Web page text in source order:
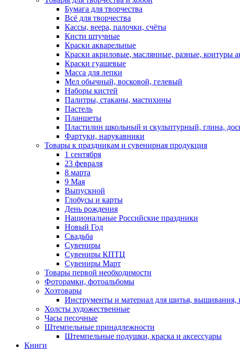
Бумага для творчества
Всё для творчества
Кассы, веера, палочки, счёты
Кисти штучные
Краски акварельные
Краски акриловые, маслянные, разные, контуры
Краски гуашевые
Масса для лепки
Мел обычный, восковой, гелевый
Наборы кистей
Палитры, стаканы, мастихины
Пастель
Планшеты
Пластилин школьный и скульптурный, глина,
Фартуки, нарукавники
Товары к праздникам и сувенирная продукция
1 сентября
23 февраля
8 марта
9 Мая
Выпускной
Глобусы и карты
День рождения
Национальные Российские праздники
Новый Год
Свадьба
Сувениры
Сувениры КПТЦ
Сувениры Март
Товары первой необходимости
Фоторамки, фотоальбомы
Хозтовары
Инструменты и материал для шитья, вышивания,
Холсты художественные
Часы песочные
Штемпельные принадлежности
Штемпельные подушки, краска и аксессуары
Книги